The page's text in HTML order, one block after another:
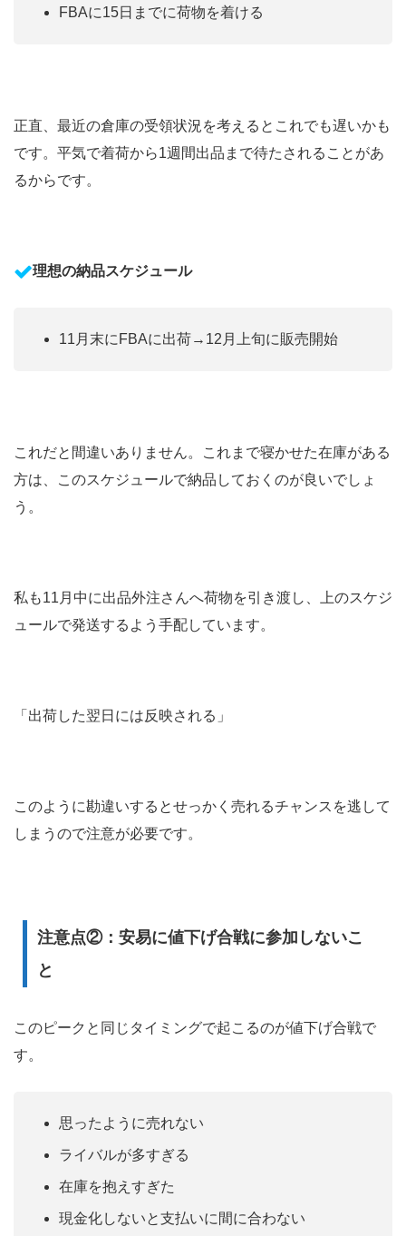
FBAに15日までに荷物を着ける
正直、最近の倉庫の受領状況を考えるとこれでも遅いかも
です。平気で着荷から1週間出品まで待たされることがあ
るからです。
理想の納品スケジュール
11月末にFBAに出荷→12月上旬に販売開始
これだと間違いありません。これまで寝かせた在庫がある
方は、このスケジュールで納品しておくのが良いでしょ
う。
私も11月中に出品外注さんへ荷物を引き渡し、上のスケジ
ュールで発送するよう手配しています。
「出荷した翌日には反映される」
このように勘違いするとせっかく売れるチャンスを逃して
しまうので注意が必要です。
注意点②：安易に値下げ合戦に参加しないこ
と
このピークと同じタイミングで起こるのが値下げ合戦で
す。
思ったように売れない
ライバルが多すぎる
在庫を抱えすぎた
現金化しないと支払いに間に合わない